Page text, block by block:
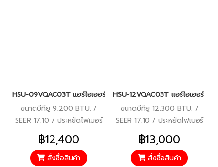
HSU-09VQAC03T แอร์ไฮเออร์ อินเวอร์เตอร์ น้ำยา R-32 9,200
ขนาดบีทียู 9,200 BTU. /
SEER 17.10 / ประหยัดไฟเบอร์
5 / รับประกันคอมเพรสเซอร์ 10
ปี ตัวเครื่อง 5 ปี / ราคารวม
บริการติดตั้งแล้ว*
฿12,400
สั่งซื้อสินค้า
HSU-12VQAC03T แอร์ไฮเออร์
ขนาดบีทียู 12,300 BTU. /
SEER 17.10 / ประหยัดไฟเบอร์
5 / รับประกันคอมเพรสเซอร์ 10
ปี ตัวเครื่อง 5 ปี / ราคารวม
บริการติดตั้งแล้ว*
฿13,000
สั่งซื้อสินค้า